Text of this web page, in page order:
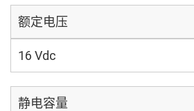
额定电压
16 Vdc
静电容量